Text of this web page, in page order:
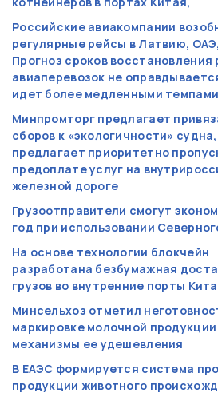
Российские авиакомпании
регулярные рейсы в Латвию,
Прогноз сроков восстановления
авиаперевозок не
идет более медленными темпами
Минпромторг предлагает
сборов к «экологичности»
предлагает приоритетно
предоплате услуг на
железной дороге
Грузоотправители смогут
год при использовании
На основе технологии блокчейн
разработана безбумажная
грузов во внутренние порты
Минсельхоз отметил
маркировке молочной
механизмы ее удешевления
В ЕАЭС формируется система
продукции животного